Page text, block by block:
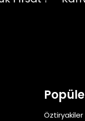
Öztiryakiler